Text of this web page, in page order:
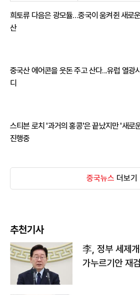
희토류 다음은 광모듈…중국이 움켜쥔 새로
산
중국산 에어콘을 웃돈 주고 산다...유럽 열광
디
스티븐 로치 '과거의 홍콩'은 끝났지만 '새로
진행중
중국뉴스 더보기
추천기사
李, 정부 세제
가누르기안 재